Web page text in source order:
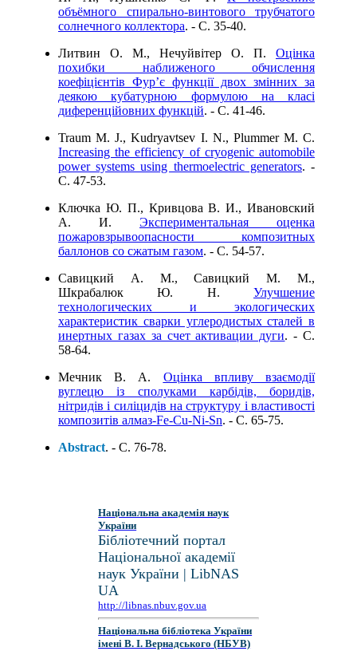
объёмного спирально-винтового трубчатого
солнечного коллектора. - C. 35-40.
Литвин О. М., Нечуйвітер О. П. Оцінка
похибки наближеного обчислення
коефіцієнтів Фур’є функції двох змінних за
деякою кубатурною формулою на класі
диференційовних функцій. - C. 41-46.
Traum M. J., Kudryavtsev I. N., Plummer M. C.
Increasing the efficiency of cryogenic automobile
power systems using thermoelectric generators. -
C. 47-53.
Ключка Ю. П., Кривцова В. И., Ивановский
А. И. Экспериментальная оценка
пожаровзрывоопасности композитных
баллонов со сжатым газом. - C. 54-57.
Савицкий А. М., Савицкий М. М.,
Шкрабалюк Ю. Н. Улучшение
технологических и экологических
характеристик сварки углеродистых сталей в
инертных газах за счет активации дуги. - C.
58-64.
Мечник В. А. Оцінка впливу взаємодії
вуглецю із сполуками карбідів, боридів,
нітридів і силіцидів на структуру і властивості
композитів алмаз-Fe-Cu-Ni-Sn. - C. 65-75.
Abstract. - C. 76-78.
Національна академія наук
України
Бібліотечний портал
Національної академії
наук України | LibNAS
UA
http://libnas.nbuv.gov.ua
Національна бібліотека України
імені В. І. Вернадського (НБУВ)